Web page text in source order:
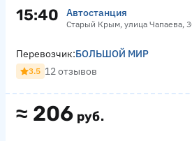
15:40 Автостанция
Старый Крым, улица Чапаева,
≈ 206 руб.
Перевозчик:БОЛЬШОЙ МИР
3.5 12 отзывов